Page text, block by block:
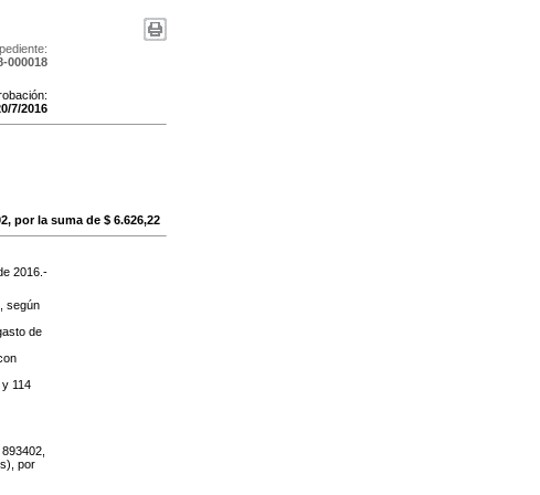
000018
/7/2016
por la suma de $ 6.626,22
2016 .-
según
de
114
893402
por